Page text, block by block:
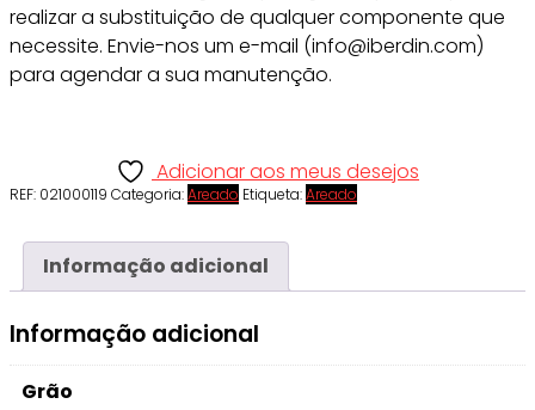
realizar a substituição de qualquer componente que
necessite. Envie-nos um e-mail (info@iberdin.com)
para agendar a sua manutenção.
Adicionar aos meus desejos
REF: 021000119 Categoria:Areado Etiqueta:Areado
Informação adicional
Informação adicional
Grão